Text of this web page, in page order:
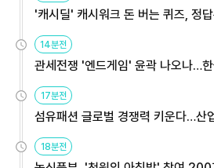
'캐시딜' 캐시워크 돈 버는 퀴즈, 정
14분전
관세전쟁 '엔드게임' 윤곽 나오나…
17분전
섬유패션 글로벌 경쟁력 키운다…산
18분전